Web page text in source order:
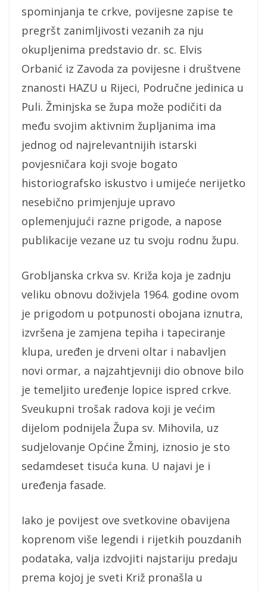
spominjanja te crkve, povijesne zapise te
pregršt zanimljivosti vezanih za nju
okupljenima predstavio dr. sc. Elvis
Orbanić iz Zavoda za povijesne i društvene
znanosti HAZU u Rijeci, Područne jedinica u
Puli. Žminjska se župa može podičiti da
među svojim aktivnim župljanima ima
jednog od najrelevantnijih istarski
povjesničara koji svoje bogato
historiografsko iskustvo i umijeće nerijetko
nesebično primjenjuje upravo
oplemenjujući razne prigode, a napose
publikacije vezane uz tu svoju rodnu župu.
Grobljanska crkva sv. Križa koja je zadnju
veliku obnovu doživjela 1964. godine ovom
je prigodom u potpunosti obojana iznutra,
izvršena je zamjena tepiha i tapeciranje
klupa, uređen je drveni oltar i nabavljen
novi ormar, a najzahtjevniji dio obnove bilo
je temeljito uređenje lopice ispred crkve.
Sveukupni trošak radova koji je većim
dijelom podnijela Župa sv. Mihovila, uz
sudjelovanje Općine Žminj, iznosio je sto
sedamdeset tisuća kuna. U najavi je i
uređenja fasade.
Iako je povijest ove svetkovine obavijena
koprenom više legendi i rijetkih pouzdanih
podataka, valja izdvojiti najstariju predaju
prema kojoj je sveti Križ pronašla u